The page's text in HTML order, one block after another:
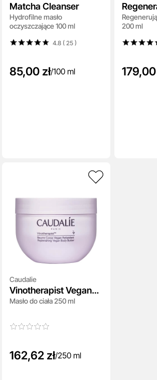
Matcha Cleanser
Hydrofilne masło
oczyszczające 100 ml
4.8 ( 25)
85,00 zł/100 ml
Butter
200 ml
179,00
Caudalie
Vinotherapist Vegan
Body Butter
Masło do ciała 250 ml
162,62 zł/250 ml